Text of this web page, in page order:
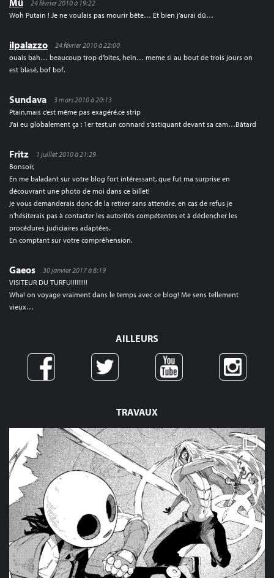
TRAVAUX
24 février 2010 à 19:22
Woh Putain ! Je ne voulais pas mourir bête… Et bien j’aurai dû…
ilpalazzo
24 février 2010 à 22:00
ouais bah… beaucoup trop d’bites, hein… meme si au bout de trois jours on
est blasé, bof bof.
Sundava
3 mars 2010 à 20:13
Ptain,mais c’est même pas exagéré,ce strip
J’ai eu globalement ça : 1er test,un connard s’astiquant devant sa cam…Bâtard
Fritz
1 juillet 2010 à 21:29
Bonsoir,
En me baladant sur votre blog fort intéressant, que fut ma surprise en
découvrant une photo de moi dans ce billet!
je vous demanderais donc de la retirer sans attendre, en cas de refus je
n’hésiterais pas à contacter les autorités compétentes et à déclencher les
procédures judiciaires adaptées.
En comptant sur votre compréhension.
Gaeos
30 janvier 2017 à 8:19
VISITEUR DU TURFU!!!!!!!!!
Wha! on voyage vraiment dans le temps avec ce blog! Me sens tellement
vieux…
AILLEURS